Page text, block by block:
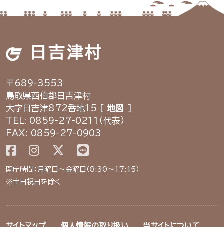
日吉津村
〒689-3553
鳥取県西伯郡日吉津村
大字日吉津872番地15 [ 地図
TEL: 0859-27-0211（代表）
FAX: 0859-27-0903
開庁時間：月曜日～金曜日（8:30～17:15）
※土日祝日を除く